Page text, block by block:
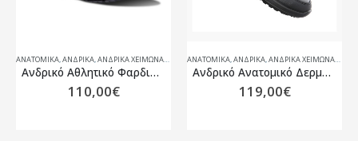
ΑΝΑΤΟΜΙΚΆ,ΑΝΔΡΙΚΑ,ΑΝΔΡΙΚΆ ΧΕΙΜΏΝΑΣ 25-26
Ανδρικό Αθλητικό Φαρδιά Γραμμή.
110,00€
ΑΝΑΤΟΜΙΚΆ,ΑΝΔΡΙΚΑ,ΑΝΔΡΙΚΆ ΧΕΙΜΏΝΑΣ 25-26
Ανδρικό Ανατομικό Δερμάτινο Υπόδημα Jomos
119,00€